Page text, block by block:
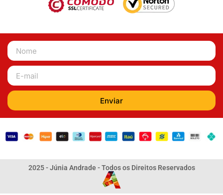
Enviar
2025 - Júnia Andrade - Todos os Direitos Reservados